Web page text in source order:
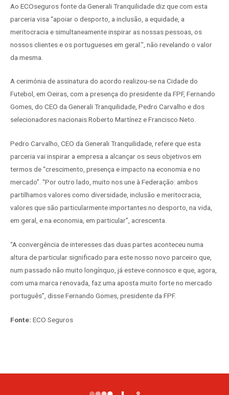
Ao ECOseguros fonte da Generali Tranquilidade diz que com esta
parceria visa “apoiar o desporto, a inclusão, a equidade, a
meritocracia e simultaneamente inspirar as nossas pessoas, os
nossos clientes e os portugueses em geral.”, não revelando o valor
da mesma.
A cerimónia de assinatura do acordo realizou-se na Cidade do
Futebol, em Oeiras, com a presença do presidente da FPF, Fernando
Gomes, do CEO da Generali Tranquilidade, Pedro Carvalho e dos
selecionadores nacionais Roberto Martínez e Francisco Neto.
Pedro Carvalho, CEO da Generali Tranquilidade, refere que esta
parceria vai inspirar a empresa a alcançar os seus objetivos em
termos de “crescimento, presença e impacto na economia e no
mercado”. “Por outro lado, muito nos une à Federação: ambos
partilhamos valores como diversidade, inclusão e meritocracia,
valores que são particularmente importantes no desporto, na vida,
em geral, e na economia, em particular”, acrescenta.
“A convergência de interesses das duas partes aconteceu numa
altura de particular significado para este nosso novo parceiro que,
num passado não muito longínquo, já esteve connosco e que, agora,
com uma marca renovada, faz uma aposta muito forte no mercado
português”, disse Fernando Gomes, presidente da FPF.
Fonte: ECO Seguros